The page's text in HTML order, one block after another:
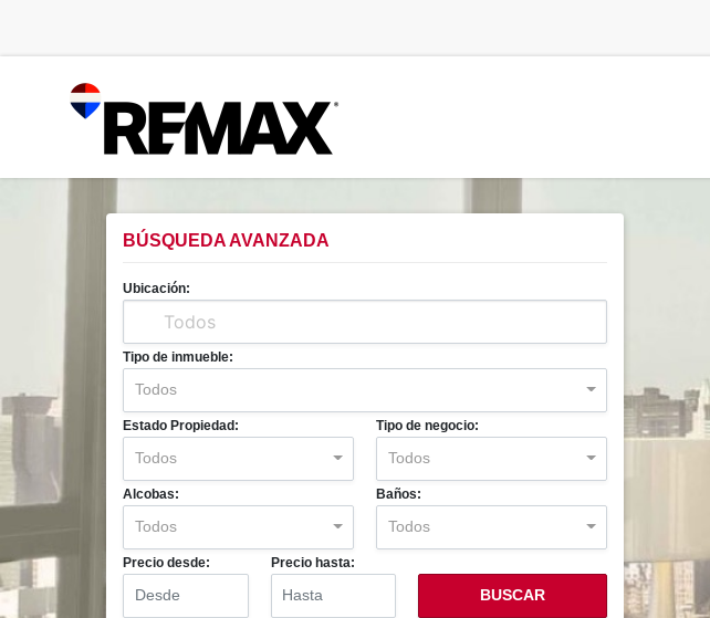
BÚSQUEDA AVANZADA
Ubicación:
Tipo de inmueble:
Todos
Estado Propiedad:
Todos
Tipo de negocio:
Todos
Alcobas:
Todos
Baños:
Todos
Precio desde: Precio hasta:
BUSCAR